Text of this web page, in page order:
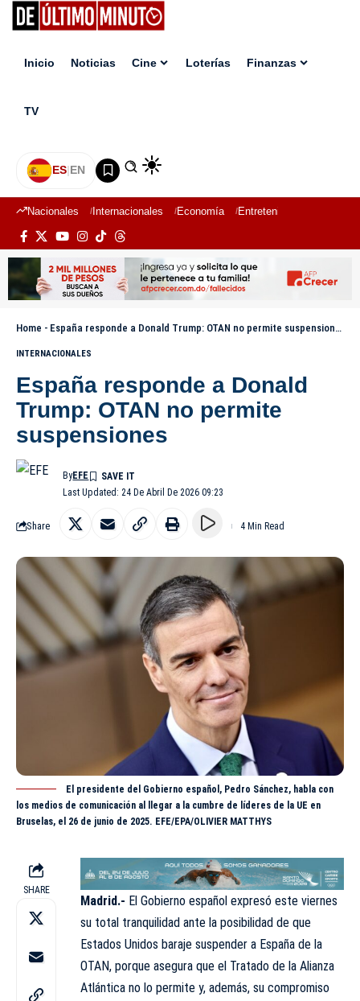
Inicio Noticias Cine Loterías Finanzas
TV
ES|EN
Nacionales Internacionales Economía Entretenimiento
Home - España responde a Donald Trump: OTAN no permite suspensiones
INTERNACIONALES
España responde a Donald
Trump: OTAN no permite
suspensiones
Last Updated: 24 De Abril De 2026 09:23
ByEFE
Share 4 Min Read
El presidente del Gobierno español, Pedro Sánchez, habla con
los medios de comunicación al llegar a la cumbre de líderes de la UE en
Bruselas, el 26 de junio de 2025. EFE/EPA/OLIVIER MATTHYS
SHARE
Madrid.- El Gobierno español expresó este viernes
su total tranquilidad ante la posibilidad de que
Estados Unidos baraje suspender a España de la
OTAN, porque asegura que el Tratado de la Alianza
Atlántica no lo permite y, además, su compromiso